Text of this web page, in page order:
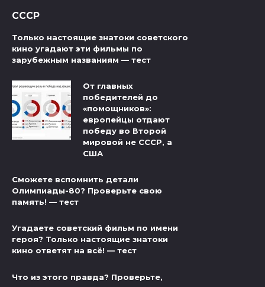
СССР
Только настоящие знатоки советского
кино угадают эти фильмы по
зарубежным названиям — тест
От главных
победителей до
«помощников»:
европейцы отдают
победу во Второй
мировой не СССР, а
США
Сможете вспомнить детали
Олимпиады-80? Проверьте свою
память! — тест
Угадаете советский фильм по имени
героя? Только настоящие знатоки
кино ответят на всё! — тест
Что из этого правда? Проверьте,